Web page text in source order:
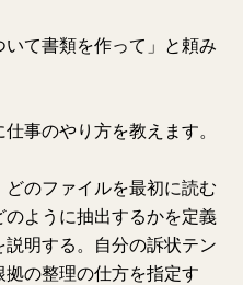
て書類を作って」と頼み
事のやり方を教えます。
のファイルを最初に読む
ように抽出するかを定義
明する。自分の訴状テン
の整理の仕方を指定す